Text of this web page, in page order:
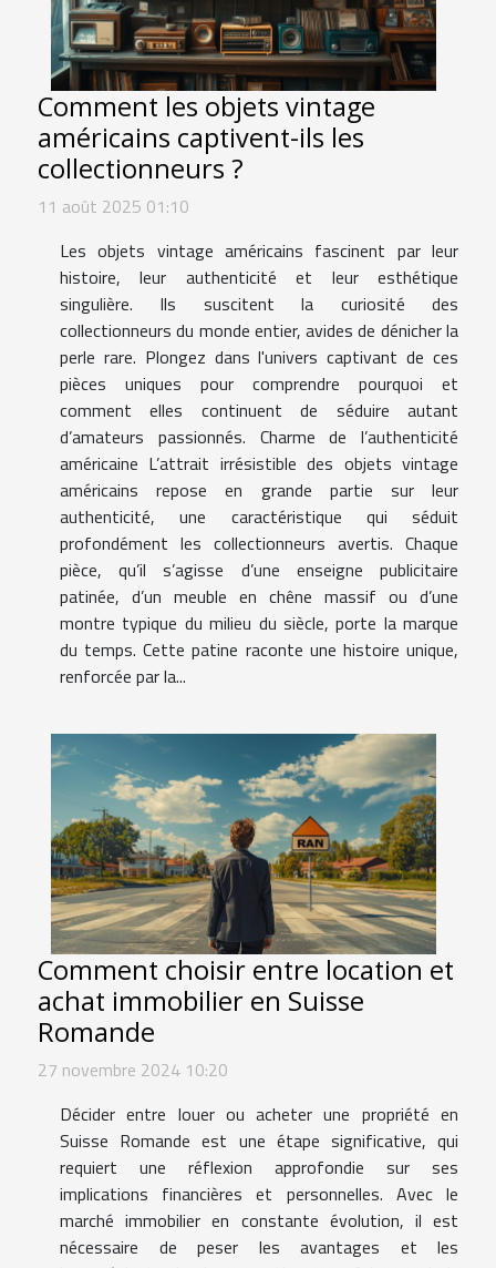
Comment les objets vintage
américains captivent-ils les
collectionneurs ?
11 août 2025 01:10
Les objets vintage américains fascinent par leur
histoire, leur authenticité et leur esthétique
singulière. Ils suscitent la curiosité des
collectionneurs du monde entier, avides de dénicher la
perle rare. Plongez dans l'univers captivant de ces
pièces uniques pour comprendre pourquoi et
comment elles continuent de séduire autant
d’amateurs passionnés. Charme de l’authenticité
américaine L’attrait irrésistible des objets vintage
américains repose en grande partie sur leur
authenticité, une caractéristique qui séduit
profondément les collectionneurs avertis. Chaque
pièce, qu’il s’agisse d’une enseigne publicitaire
patinée, d’un meuble en chêne massif ou d’une
montre typique du milieu du siècle, porte la marque
du temps. Cette patine raconte une histoire unique,
renforcée par la...
Comment choisir entre location et
achat immobilier en Suisse
Romande
27 novembre 2024 10:20
Décider entre louer ou acheter une propriété en
Suisse Romande est une étape significative, qui
requiert une réflexion approfondie sur ses
implications financières et personnelles. Avec le
marché immobilier en constante évolution, il est
nécessaire de peser les avantages et les